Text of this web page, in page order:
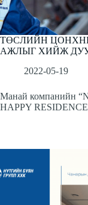
ТӨСЛИЙН
АЖЛЫГ ХИЙЖ
2022-05-19
Манай компанийн
HAPPY